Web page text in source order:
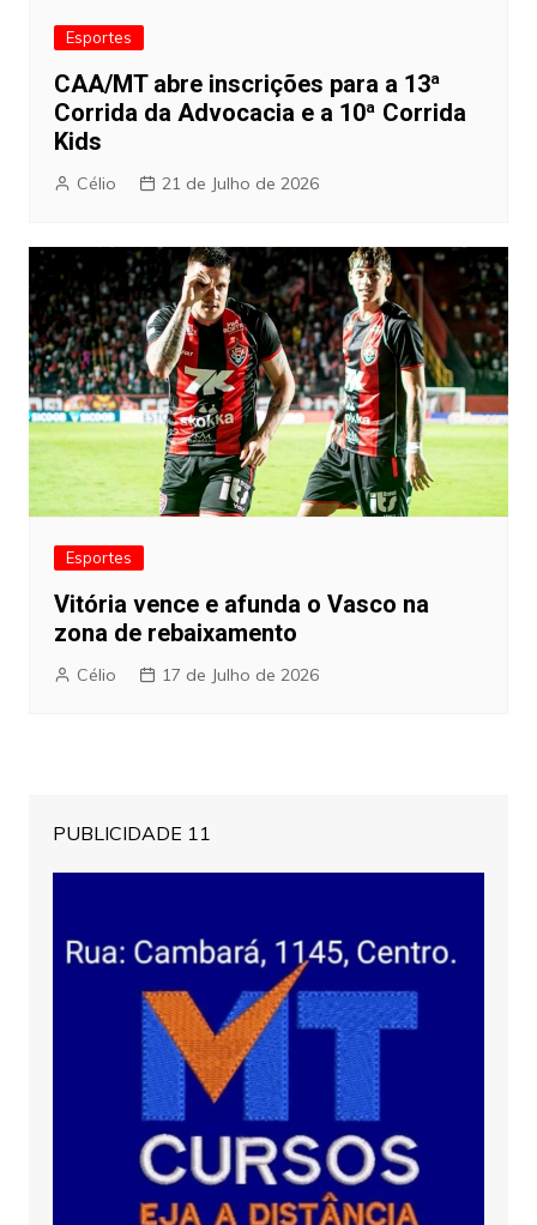
Esportes
CAA/MT abre inscrições para a 13ª
Corrida da Advocacia e a 10ª Corrida
Kids
Célio 21 de Julho de 2026
Esportes
Vitória vence e afunda o Vasco na
zona de rebaixamento
Célio 17 de Julho de 2026
PUBLICIDADE 11